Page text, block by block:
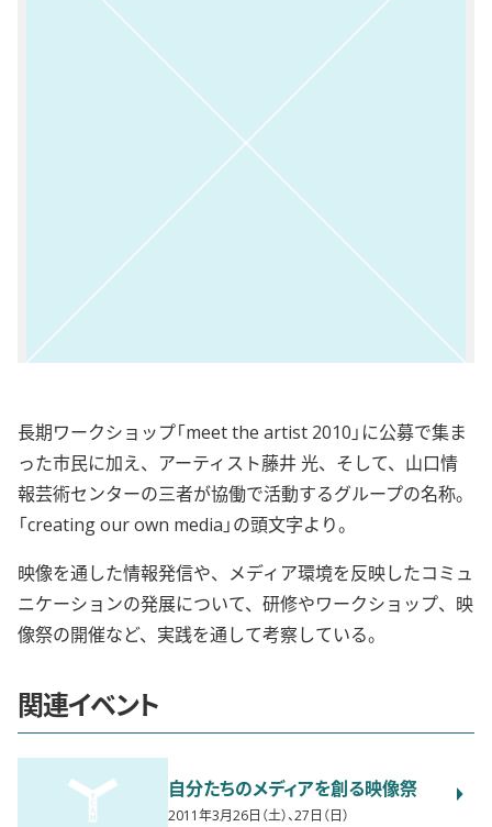
長期ワークショップ「meet the artist 2010」に公募で集ま
った市民に加え、アーティスト藤井 光、そして、山口情
報芸術センターの三者が協働で活動するグループの名称。
「creating our own media」の頭文字より。
映像を通した情報発信や、メディア環境を反映したコミュ
ニケーションの発展について、研修やワークショップ、映
像祭の開催など、実践を通して考察している。
関連イベント
自分たちのメディアを創る映像祭
2011年3月26日（土）、27日（日）